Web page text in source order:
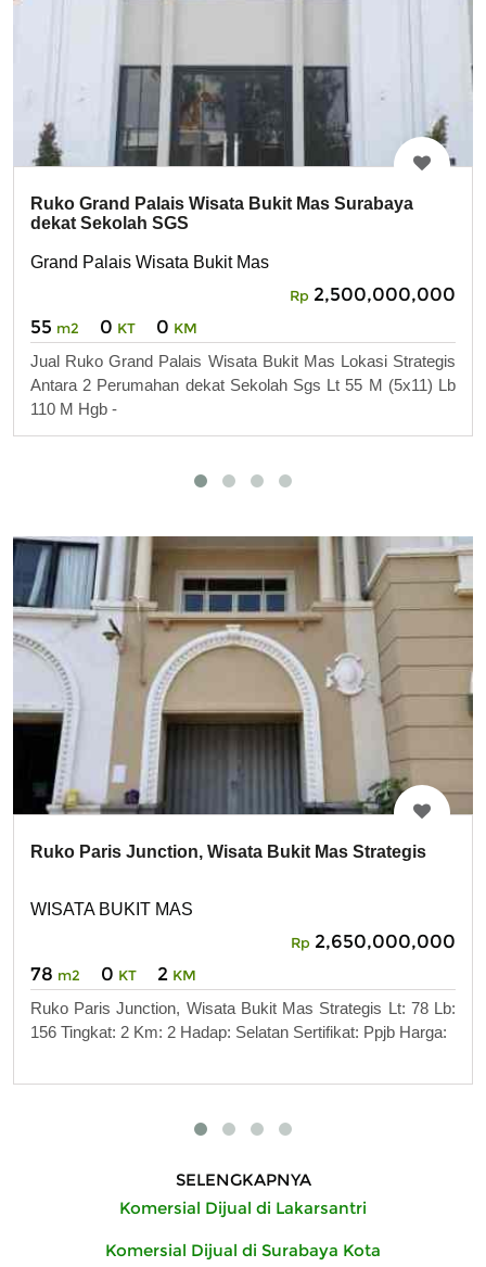
Ruko Grand Palais Wisata Bukit Mas Surabaya
dekat Sekolah SGS
Grand Palais Wisata Bukit Mas
Rp 2,500,000,000
55 m2 0 KT 0 KM
Jual Ruko Grand Palais Wisata Bukit Mas Lokasi Strategis
Antara 2 Perumahan dekat Sekolah Sgs Lt 55 M (5x11) Lb
110 M Hgb -
Ruko Paris Junction, Wisata Bukit Mas Strategis
WISATA BUKIT MAS
Rp 2,650,000,000
78 m2 0 KT 2 KM
Ruko Paris Junction, Wisata Bukit Mas Strategis Lt: 78 Lb:
156 Tingkat: 2 Km: 2 Hadap: Selatan Sertifikat: Ppjb Harga:
SELENGKAPNYA
Komersial Dijual di Lakarsantri
Komersial Dijual di Surabaya Kota